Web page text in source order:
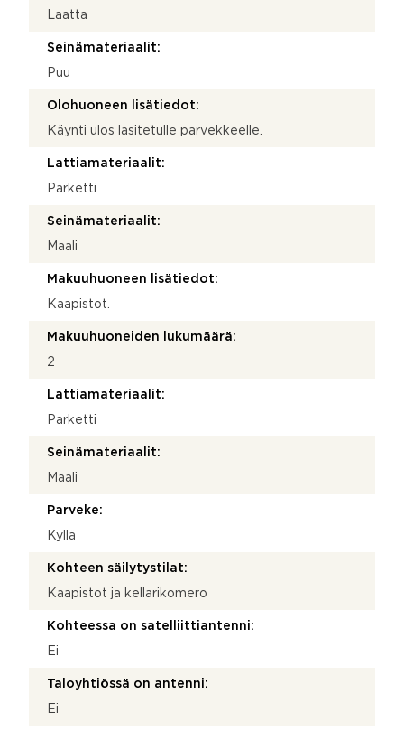
Laatta
Seinämateriaalit:
Puu
Olohuoneen lisätiedot:
Käynti ulos lasitetulle parvekkeelle.
Lattiamateriaalit:
Parketti
Seinämateriaalit:
Maali
Makuuhuoneen lisätiedot:
Kaapistot.
Makuuhuoneiden lukumäärä:
2
Lattiamateriaalit:
Parketti
Seinämateriaalit:
Maali
Parveke:
Kyllä
Kohteen säilytystilat:
Kaapistot ja kellarikomero
Kohteessa on satelliittiantenni:
Ei
Taloyhtiössä on antenni:
Ei